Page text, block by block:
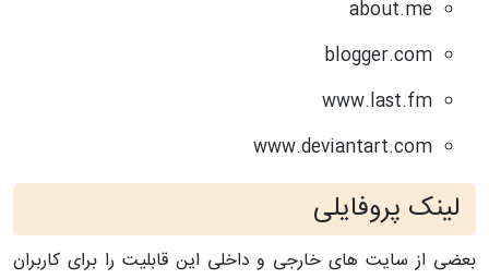
about.me
blogger.com
www.last.fm
www.deviantart.com
لینک پروفایلی
بعضی از سایت های خارجی و داخلی این قابلیت را برای کاربران